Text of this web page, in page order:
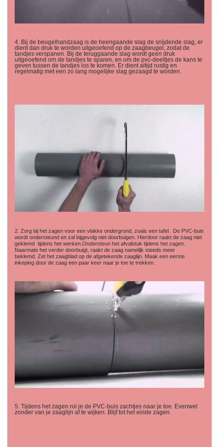
4. Bij de beugelhandzaag is de heengaande slag de snijdende slag, er
dient dan druk te worden uitgeoefend op de zaagbeugel, zodat de
tandjes verspanen. Bij de teruggaande slag wordt geen druk
uitgeoefend om de tandjes te sparen, en om de pvc-deeltjes de kans te
geven tussen de tandjes los te komen. Er dient altijd rustig en
regelmatig met een zo lang mogelijke slag gezaagd te worden.
2. Zorg bij het zagen voor een vlakke ondergrond, zoals een tafel. De PVC-buis
wordt ondersteund en zal bijgevolg niet doorbuigen. Hierdoor raakt de zaag niet
geklemd tijdens het werken.Ondersteun het afvalstuk tijdens het zagen.
Naarmate het verder doorbuigt, raakt de zaag namelijk steeds meer
beklemd. Zet het zaagblad op de afgetekende zaaglijn. Maak een eerste
inkeping door de zaag een paar keer naar je toe te trekken.
5. Tijdens het zagen rol je de PVC-buis zachtjes naar je toe. Evenwel
zonder van je zaaglijn af te wijken. Blijf tot het einde zagen.